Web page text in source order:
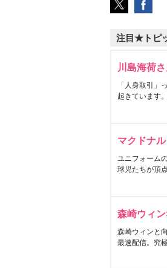
注目★トピ
川島海荷
「人身取引」
起きています
マクドナ
ユニフォーム
球児たちが頂
森崎ウィ
森崎ウィンと
最速配信。究